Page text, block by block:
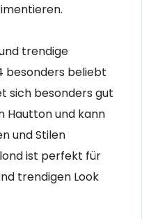
trendige
besonders beliebt
sich besonders gut
Hautton und kann
und Stilen
ist perfekt für
trendigen Look